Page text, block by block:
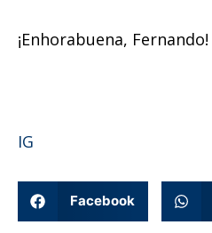
¡Enhorabuena, Fernando!
IG
Facebook